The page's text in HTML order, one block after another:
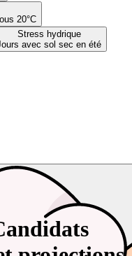
20°C
Stress hydrique
avec sol sec en été